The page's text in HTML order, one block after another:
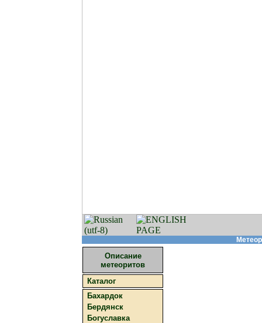
Описание
метеоритов
Каталог
Бахардок
Бердянск
Богуславка